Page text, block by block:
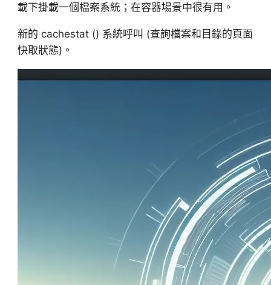
載下掛載一個檔案系統；在容器場景中很有用。
新的 cachestat () 系統呼叫 (查詢檔案和目錄的頁面
快取狀態)。